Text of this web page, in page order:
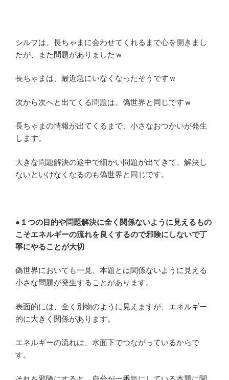
シルフは、長ちゃまに会わせてくれるまで心を開きまし
たが、また問題がありましたｗ
長ちゃまは、最近急にいなくなったそうですｗ
次から次へと出てくる問題は、偽世界と同じですｗ
長ちゃまの情報が出てくるまで、小さなおつかいが発生
します。
大きな問題解決の途中で細かい問題が出てきて、解決し
ないといけなくなるのも偽世界と同じです。
●１つの目的や問題解決に全く関係ないように見えるもの
こそエネルギーの流れを良くするので邪険にしないで丁
寧にやることが大切
偽世界においても一見、本題とは関係ないように見える
小さな問題が発生することがあります。
表面的には、全く別物のように見えますが、エネルギー
的に大きく関係があります。
エネルギーの流れは、水面下でつながっているからで
す。